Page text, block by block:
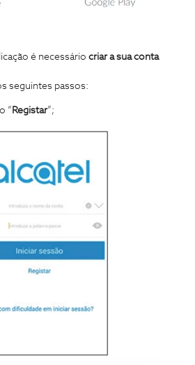
é necessário criar a sua conta
seguintes passos:
“ Registar”;